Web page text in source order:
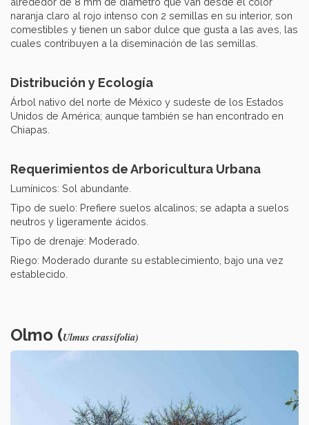
naranja claro al rojo intenso con 2 semillas en su interior, son
comestibles y tienen un sabor dulce que gusta a las aves, las
cuales contribuyen a la diseminación de las semillas.
Distribución y Ecología
Árbol nativo del norte de México y sudeste de los Estados
Unidos de América; aunque también se han encontrado en
Chiapas.
Requerimientos de Arboricultura Urbana
Lumínicos: Sol abundante.
Tipo de suelo: Prefiere suelos alcalinos; se adapta a suelos
neutros y ligeramente ácidos.
Tipo de drenaje: Moderado.
Riego: Moderado durante su establecimiento, bajo una vez
establecido.
Olmo (Ulmus crassifolia)